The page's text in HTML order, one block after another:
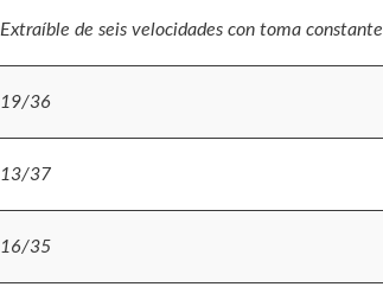
Extraíble de seis velocidades con toma constante
19/36
13/37
16/35